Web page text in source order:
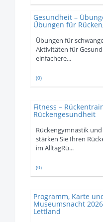
Gesundheit –
Übungen für
Übungen für
Aktivitäten für
einfachere...
(0)
Fitness –
Rückengesundheit
Rückengymnastik
stärken Sie Ihren
im AlltagRü...
(0)
Programm, Karte
Museumsnacht
Lettland